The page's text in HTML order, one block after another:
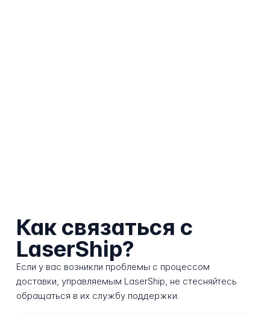
Как связаться с
LaserShip?
Если у вас возникли проблемы с процессом
доставки, управляемым LaserShip, не стесняйтесь
обращаться в их службу поддержки.